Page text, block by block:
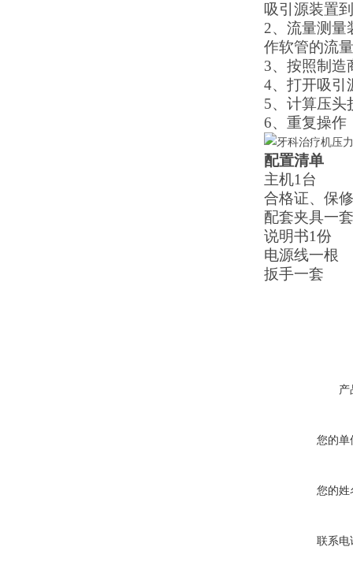
吸引源装置
2、 流量测量
作软管的流
3、 按照制造
4、 打开吸引
5、 计算压头
6、 重复操作
配置清单
主机1 台
合格证、保
配套夹具一套
说明书1份
电源线一根
扳手一套
产
您的单
您的姓
联系电